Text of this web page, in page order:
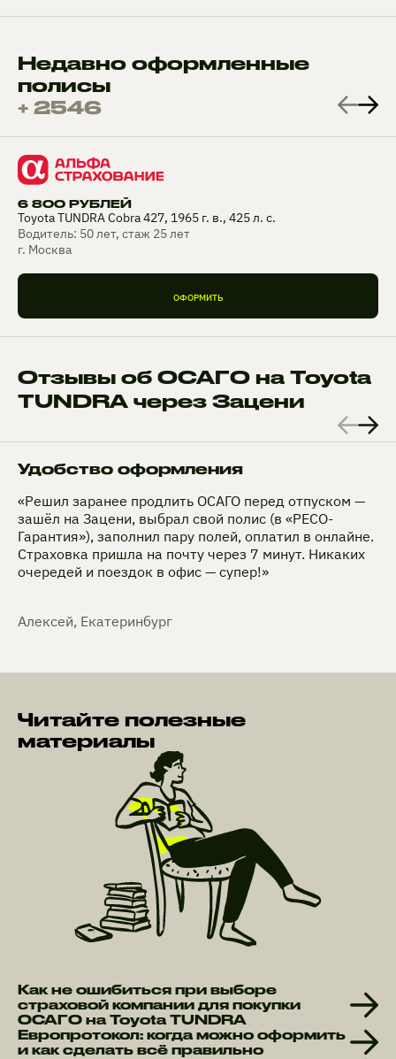
Недавно оформленные
полисы
+ 2546
6 800 РУБЛЕЙ
Toyota TUNDRA Cobra 427, 1965 г. в., 425 л. с.
Водитель: 50 лет, стаж 25 лет
г. Москва
ОФОРМИТЬ
Отзывы об ОСАГО на Toyota
TUNDRA через Зацени
Удобство оформления
«Решил заранее продлить ОСАГО перед отпуском —
зашёл на Зацени, выбрал свой полис (в «РЕСО-
Гарантия»), заполнил пару полей, оплатил в онлайне.
Страховка пришла на почту через 7 минут. Никаких
очередей и поездок в офис — супер!»
Алексей, Екатеринбург
Читайте полезные
материалы
Как не ошибиться при выборе
страховой компании для покупки
ОСАГО на Toyota TUNDRA
Европротокол: когда можно оформить
и как сделать всё правильно